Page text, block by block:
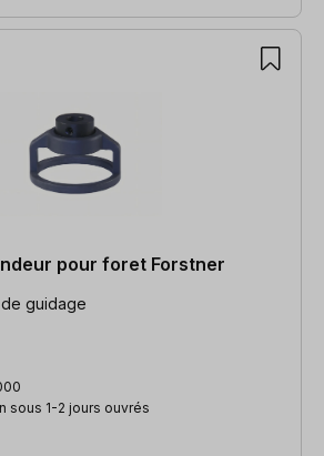
pour foret Forstner
guidage
sous 1-2 jours ouvrés